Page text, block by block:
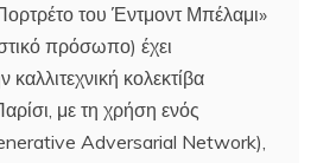
του Έντμοντ Μπέλαμι»
πρόσωπο) έχει
κολεκτίβα
με τη χρήση ενός
Adversarial Network),